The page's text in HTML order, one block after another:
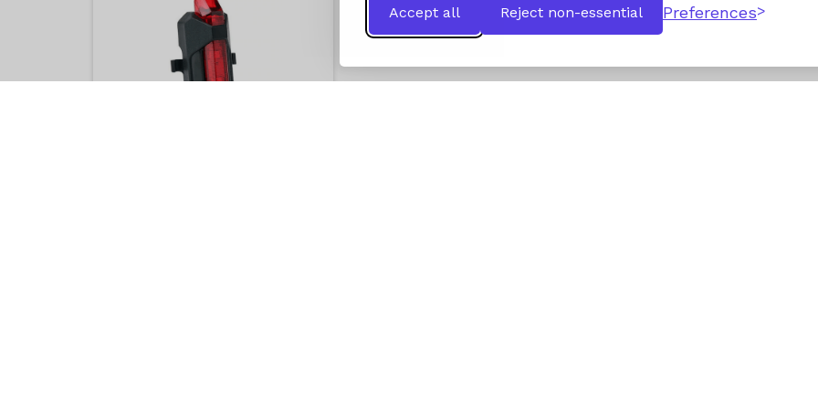
Accept all Reject non-essential Preferences